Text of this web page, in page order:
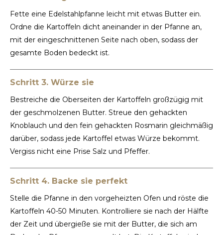
Fette eine Edelstahlpfanne leicht mit etwas Butter ein.
Ordne die Kartoffeln dicht aneinander in der Pfanne an,
mit der eingeschnittenen Seite nach oben, sodass der
gesamte Boden bedeckt ist.
Schritt 3. Würze sie
Bestreiche die Oberseiten der Kartoffeln großzügig mit
der geschmolzenen Butter. Streue den gehackten
Knoblauch und den fein gehackten Rosmarin gleichmäßig
darüber, sodass jede Kartoffel etwas Würze bekommt.
Vergiss nicht eine Prise Salz und Pfeffer.
Schritt 4. Backe sie perfekt
Stelle die Pfanne in den vorgeheizten Ofen und röste die
Kartoffeln 40-50 Minuten. Kontrolliere sie nach der Hälfte
der Zeit und übergieße sie mit der Butter, die sich am